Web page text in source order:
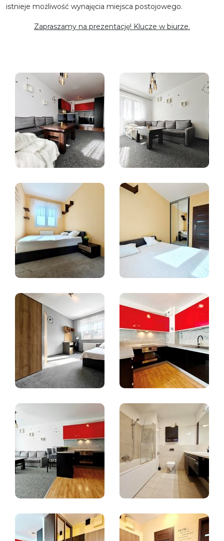
istnieje możliwość wynajęcia miejsca postojowego.
Zapraszamy na prezentację! Klucze w biurze.